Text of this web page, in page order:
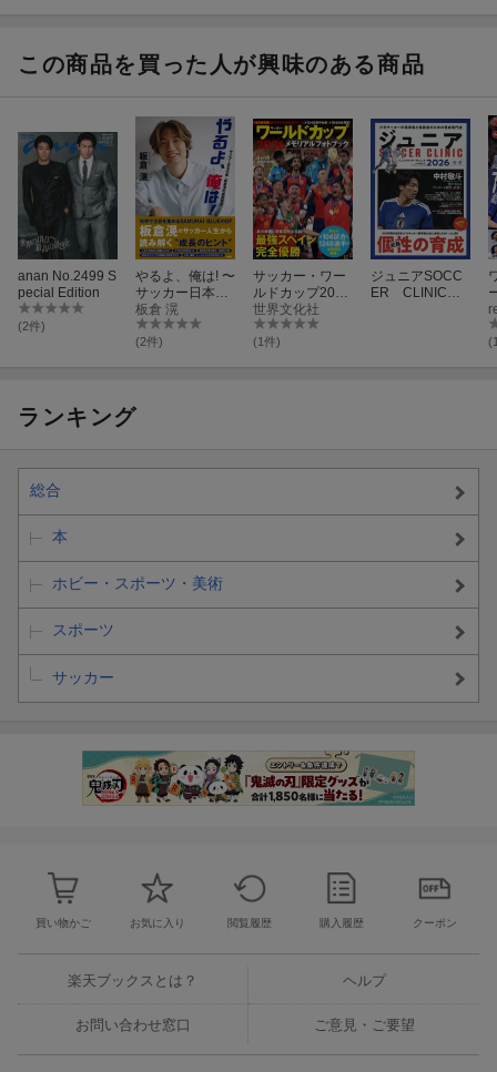
(サイン入り生写
真1枚付き)
この商品を買った人が興味のある商品
anan No.2499 S
pecial Edition
(2件)
やるよ、俺は! 〜
サッカー日本代
表・板倉滉の成
長哲学〜
板倉 滉
(2件)
サッカー・ワー
ルドカップ2026
メモリアルフォ
トブック
世界文化社
(1件)
ジュニアSOCC
ER CLINIC（2
ランキング
総合
本
ホビー・スポーツ・美術
スポーツ
サッカー
買い物かご お気に入り 閲覧履歴 購入履歴 クーポン
楽天ブックスとは？ ヘルプ
お問い合わせ窓口 ご意見・ご要望